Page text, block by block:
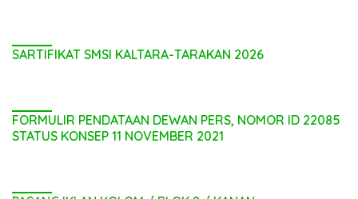
SARTIFIKAT SMSI KALTARA-TARAKAN 2026
FORMULIR PENDATAAN DEWAN PERS, NOMOR ID 22085
STATUS KONSEP 11 NOVEMBER 2021